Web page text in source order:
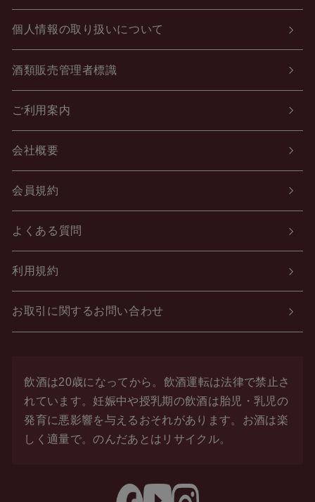
個人情報の取り扱いについて
酒類販売管理者標識
ご利用案内
会社概要
会員規約
よくある質問
利用規約
お取引に関するお問い合わせ
飲酒は20歳になってから。飲酒運転は法律で禁止さ
れています。妊娠中や授乳期の飲酒は胎児・乳児の
発育に悪影響を与えるおそれがあります。お酒は楽
しく適量で。のんだあとはリサイクル。